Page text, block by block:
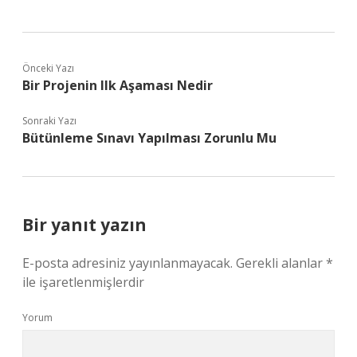
Önceki Yazı
Bir Projenin Ilk Aşaması Nedir
Sonraki Yazı
Bütünleme Sınavı Yapılması Zorunlu Mu
Bir yanıt yazın
E-posta adresiniz yayınlanmayacak. Gerekli alanlar*
ile işaretlenmişlerdir
Yorum